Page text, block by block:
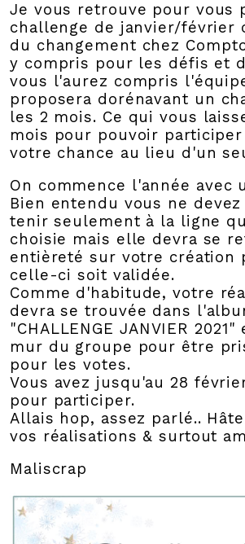
Je vous retrouve pour vous
challenge de janvier/février
du changement chez
y compris pour les défis et
vous l'aurez compris
proposera dorénavant un
les 2 mois. Ce qui vous
mois pour pouvoir
votre chance au lieu d'un
On commence l'année avec
Bien entendu vous ne devez
tenir seulement à la ligne
choisie mais elle devra se
entièreté sur votre création
celle-ci soit validée.
Comme d'habitude, votre
devra se trouvée dans
"CHALLENGE JANVIER
mur du groupe pour être
pour les votes.
Vous avez jusqu'au 28
pour participer.
Allais hop, assez parlé..
vos réalisations & surtout
Maliscrap